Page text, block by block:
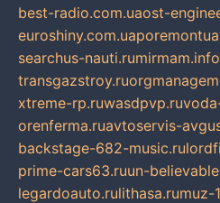
best-radio.com.uaost-
euroshiny.com.ua
searchus-nauti.rumirmam.info
transgazstroy.ru
xtreme-rp.ruwasdpvp.ru
orenferma.ruavtoservis-
backstage-682-music.ru
prime-cars63.ruun-
legardoauto.rulithasa.rumuz-